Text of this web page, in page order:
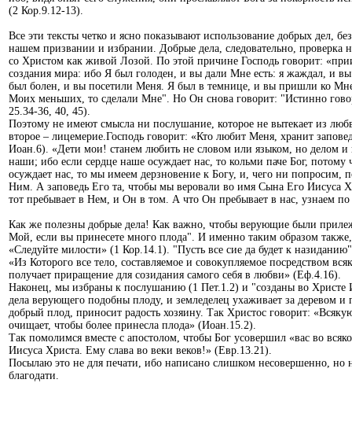
(2 Кор.9.12-13).
Все эти тексты четко и ясно показывают использование добрых дел,
нашем призвании и избрании. Добрые дела, следовательно, проверка
со Христом как живой Лозой. По этой причине Господь говорит:
создания мира: ибо Я был голоден, и вы дали Мне есть: я жаждал, и
был болен, и вы посетили Меня. Я был в темнице, и вы пришли ко
Моих меньших, то сделали Мне". Но Он снова говорит: "Истинно
25.34-36, 40, 45).
Поэтому не имеют смысла ни послушание, которое не вытекает из
второе – лицемерие.Господь говорит: «Кто любит Меня, хранит
Иоан.6). «Дети мои! станем любить не словом или языком, но делом
наши; ибо если сердце наше осуждает нас, то кольми паче Бог,
осуждает нас, то мы имеем дерзновение к Богу, и, чего ни попросим,
Ним. А заповедь Его та, чтобы мы веровали во имя Сына Его Иисуса
тот пребывает в Нем, и Он в том. А что Он пребывает в нас, узнаем
Как же полезны добрые дела! Как важно, чтобы верующие были
Мой, если вы принесете много плода". И именно таким образом
«Следуйте милости» (1 Кор.14.1). "Пусть все сие да будет к
«Из Которого все тело, составляемое и совокупляемое посредством
получает приращение для созидания самого себя в любви» (Еф.4.16).
Наконец, мы избраны к послушанию (1 Пет.1.2) и "созданы во Христе
дела верующего подобны плоду, и земледелец ухаживает за деревом
добрый плод, приносит радость хозяину. Так Христос говорит:
очищает, чтобы более принесла плода» (Иоан.15.2).
Так помолимся вместе с апостолом, чтобы Бог усовершил «вас во
Иисуса Христа. Ему слава во веки веков!» (Евр.13.21).
Посылаю это не для печати, ибо написано слишком несовершенно, но
благодати.